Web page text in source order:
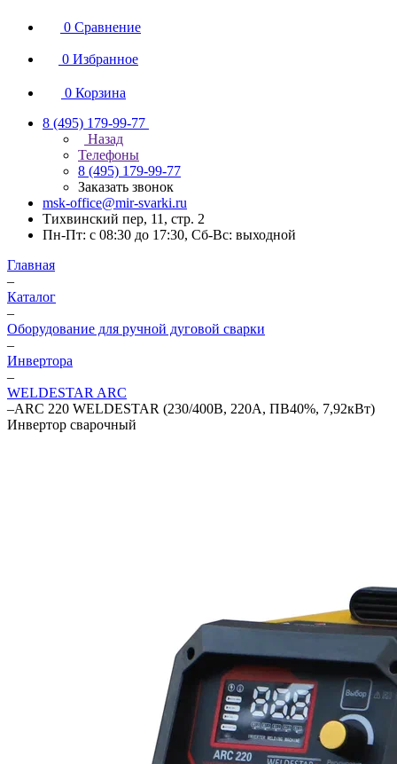
0 Сравнение
0 Избранное
0 Корзина
8 (495) 179-99-77
Назад
Телефоны
8 (495) 179-99-77
Заказать звонок
msk-office@mir-svarki.ru
Тихвинский пер, 11, стр. 2
Пн-Пт: с 08:30 до 17:30, Сб-Вс: выходной
Главная
–
Каталог
–
Оборудование для ручной дуговой сварки
–
Инвертора
–
WELDESTAR ARC
–ARC 220 WELDESTAR (230/400В, 220А, ПВ40%, 7,92кВт)
Инвертор сварочный